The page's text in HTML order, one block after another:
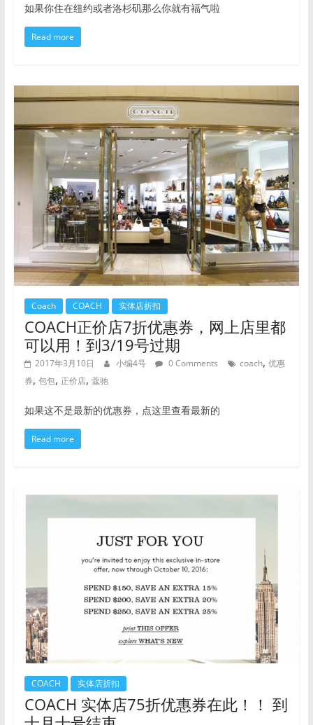
如果你住在纽约或者洛杉矶那么你就有福气啦
Read more
Coach COACH 实体店折扣
COACH正价店7折优惠券，网上店里都
可以用！到3/19号过期
2017年3月10日 小编4号 0 Comments coach, 优惠
券, 包包, 正价店, 蔻驰
如果这不是最新的优惠券，点这里查看最新的
Read more
COACH 实体店折扣
COACH 实体店75折优惠券在此！！ 到